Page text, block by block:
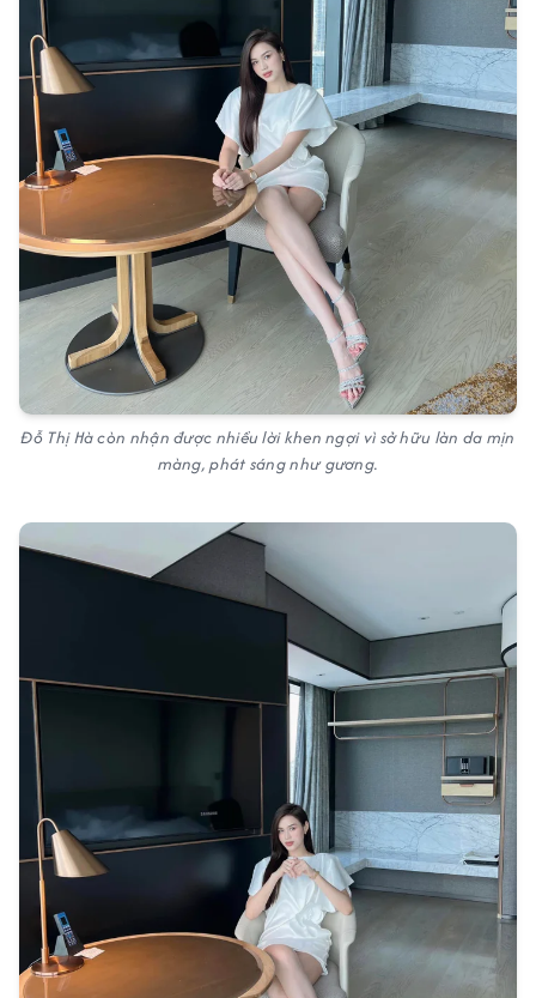
Đỗ Thị Hà còn nhận được nhiều lời khen ngợi vì sở hữu làn da mịn
màng, phát sáng như gương.